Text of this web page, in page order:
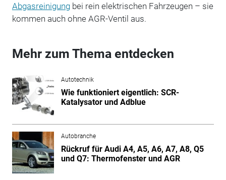
Abgasreinigungbei rein elektrischen Fahrzeugen – sie
kommen auch ohne AGR-Ventil aus.
Mehr zum Thema entdecken
Autotechnik
Wie funktioniert eigentlich: SCR-
Katalysator und Adblue
Autobranche
Rückruf für Audi A4, A5, A6, A7, A8, Q5
und Q7: Thermofenster und AGR